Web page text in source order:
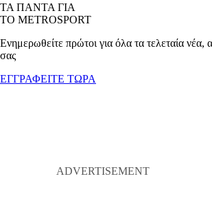
ΤΑ ΠΑΝΤΑ ΓΙΑ
ΤΟ METROSPORT
Ενημερωθείτε πρώτοι για όλα τα τελεταία νέα,
σας
ΕΓΓΡΑΦΕΙΤΕ ΤΩΡΑ